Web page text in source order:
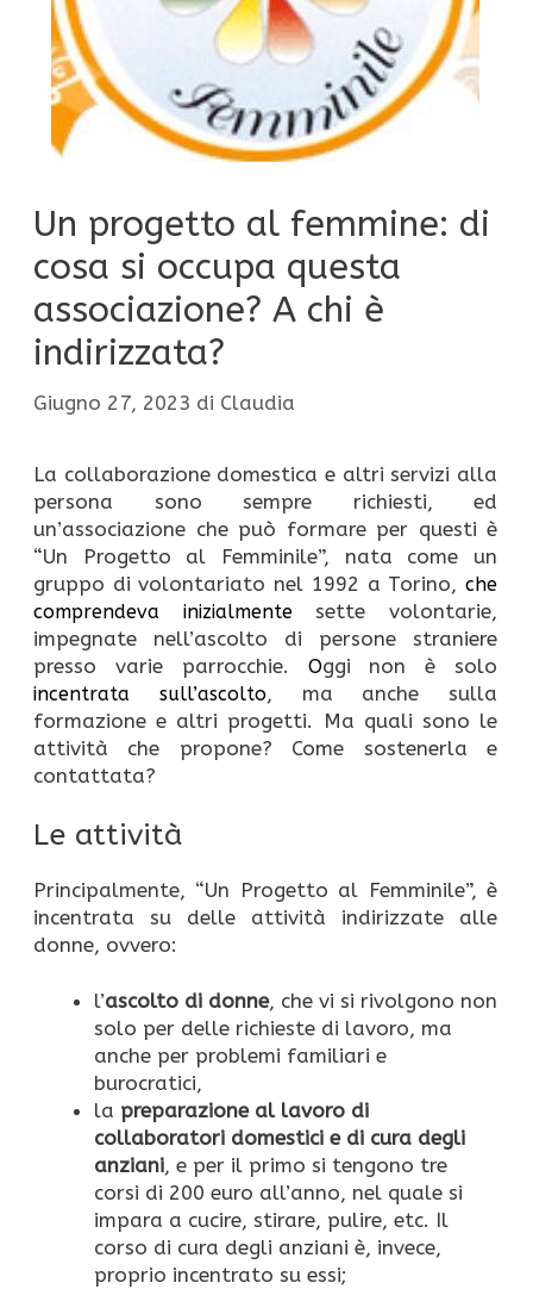
Un progetto al femmine: di
cosa si occupa questa
associazione? A chi è
indirizzata?
Giugno 27, 2023 di Claudia
La collaborazione domestica e altri servizi alla
persona sono sempre richiesti, ed
un’associazione che può formare per questi è
“Un Progetto al Femminile”, nata come un
gruppo di volontariato nel 1992 a Torino, che
comprendeva inizialmentesette volontarie,
impegnate nell’ascolto di persone straniere
presso varie parrocchie. Oggi non è solo
incentrata sull’ascolto, ma anche sulla
formazione e altri progetti. Ma quali sono le
attività che propone? Come sostenerla e
contattata?
Le attività
Principalmente, “Un Progetto al Femminile”, è
incentrata su delle attività indirizzate alle
donne, ovvero:
l’ascolto di donne, che vi si rivolgono non
solo per delle richieste di lavoro, ma
anche per problemi familiari e
burocratici,
la preparazione al lavoro di
collaboratori domestici e di cura degli
anziani, e per il primo si tengono tre
corsi di 200 euro all’anno, nel quale si
impara a cucire, stirare, pulire, etc. Il
corso di cura degli anziani è, invece,
proprio incentrato su essi;